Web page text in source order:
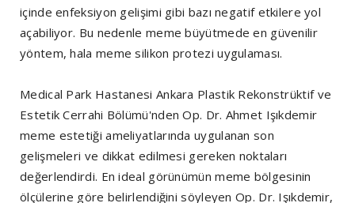
içinde enfeksiyon gelişimi gibi bazı negatif etkilere yol
açabiliyor. Bu nedenle meme büyütmede en güvenilir
yöntem, hala meme silikon protezi uygulaması.
Medical Park Hastanesi Ankara Plastik Rekonstrüktif ve
Estetik Cerrahi Bölümü'nden Op. Dr. Ahmet Işıkdemir
meme estetiği ameliyatlarında uygulanan son
gelişmeleri ve dikkat edilmesi gereken noktaları
değerlendirdi. En ideal görünümün meme bölgesinin
ölçülerine göre belirlendiğini söyleyen Op. Dr. Işıkdemir,